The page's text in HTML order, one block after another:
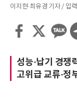
이지현·최유경 기자 / 입
성능·납기 경쟁
고위급 교류·정